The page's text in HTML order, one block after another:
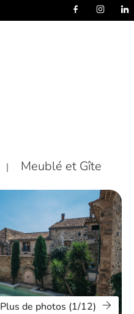
| Meublé et Gîte
Plus de photos (1/12)